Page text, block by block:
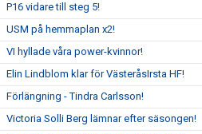
P16 vidare till steg 5!
USM på hemmaplan x2!
VI hyllade våra power-kvinnor!
Elin Lindblom klar för VästeråsIrsta HF!
Förlängning - Tindra Carlsson!
Victoria Solli Berg lämnar efter säsongen!